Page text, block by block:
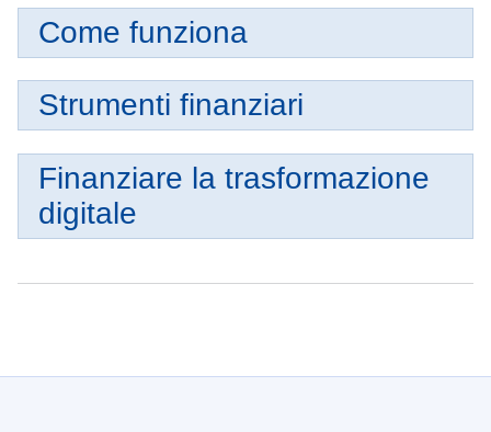
Come funziona
Strumenti finanziari
Finanziare la trasformazione
digitale